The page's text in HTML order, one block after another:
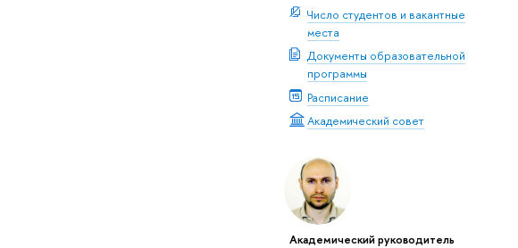
Число студентов и вакантные
места
Документы образовательной
программы
Расписание
Академический совет
Академический руководитель